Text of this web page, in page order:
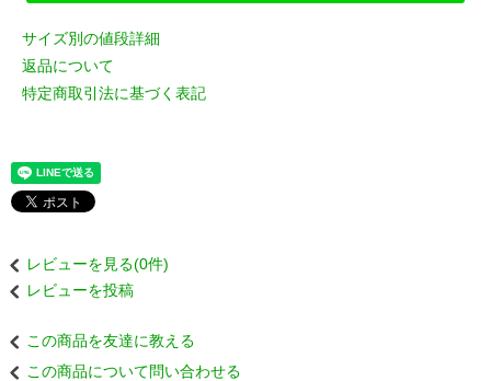
サイズ別の値段詳細
返品について
特定商取引法に基づく表記
レビューを見る(0件)
レビューを投稿
この商品を友達に教える
この商品について問い合わせる